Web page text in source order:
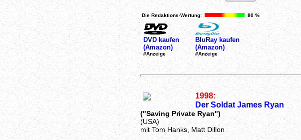
Die Redaktions-Wertung: 80 %
DVD kaufen
(Amazon)
#Anzeige
BluRay kaufen
(Amazon)
#Anzeige
1998:
Der Soldat James Ryan
("Saving Private Ryan")
(USA)
mit Tom Hanks, Matt Dillon